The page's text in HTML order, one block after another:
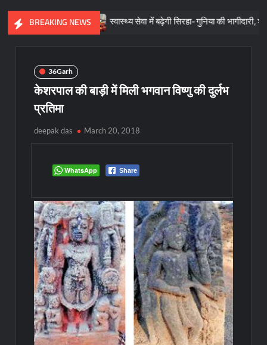
BREAKING NEWS
स्वरूप स्वास्थ्य सेवा में बढ़ेगी सिरहा-गुनिया की भागीदारी, शताधिक ने लिया
36Garh
केशरपाल की बाड़ी में मिली भगवान विष्णु की दुर्लभ
प्रतिमा
deepak das March 20, 2018
WhatsApp Share